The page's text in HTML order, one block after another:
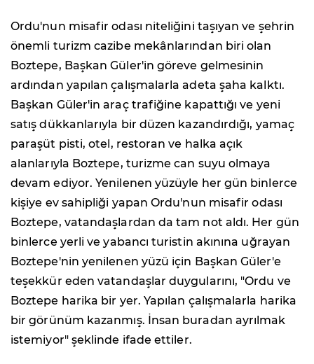
Ordu'nun misafir odası niteliğini taşıyan ve şehrin
önemli turizm cazibe mekânlarından biri olan
Boztepe, Başkan Güler'in göreve gelmesinin
ardından yapılan çalışmalarla adeta şaha kalktı.
Başkan Güler'in araç trafiğine kapattığı ve yeni
satış dükkanlarıyla bir düzen kazandırdığı, yamaç
paraşüt pisti, otel, restoran ve halka açık
alanlarıyla Boztepe, turizme can suyu olmaya
devam ediyor. Yenilenen yüzüyle her gün binlerce
kişiye ev sahipliği yapan Ordu'nun misafir odası
Boztepe, vatandaşlardan da tam not aldı. Her gün
binlerce yerli ve yabancı turistin akınına uğrayan
Boztepe'nin yenilenen yüzü için Başkan Güler'e
teşekkür eden vatandaşlar duygularını, "Ordu ve
Boztepe harika bir yer. Yapılan çalışmalarla harika
bir görünüm kazanmış. İnsan buradan ayrılmak
istemiyor" şeklinde ifade ettiler.